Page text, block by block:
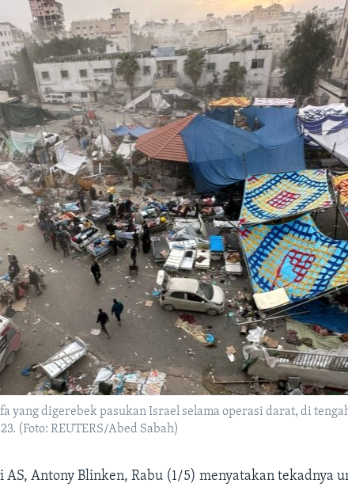
yang digerebek pasukan Israel selama operasi darat, di
(Foto: REUTERS/Abed Sabah)
Antony Blinken, Rabu (1/5) menyatakan tekadnya